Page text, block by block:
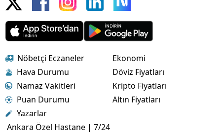
Nöbetçi Eczaneler
Hava Durumu
Namaz Vakitleri
Puan Durumu
Yazarlar
Ankara Özel Hastane | 7/24
Ekonomi
Döviz Fiyatları
Kripto Fiyatları
Altın Fiyatları